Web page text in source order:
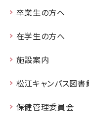
卒業生の方へ
在学生の方へ
施設案内
松江キャンパス図書
保健管理委員会